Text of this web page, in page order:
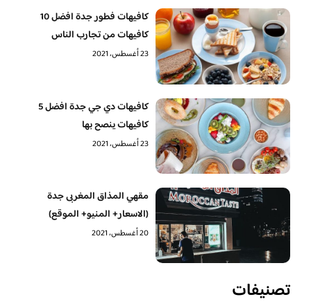
كافيهات فطور جدة افضل 10
كافيهات من تجارب الناس
23 أغسطس، 2021
كافيهات دي جي جدة افضل 5
كافيهات ينصح بها
23 أغسطس، 2021
مقهي المذاق المغربى جدة
(الاسعار+ المنيو+ الموقع)
20 أغسطس، 2021
تصنيفات